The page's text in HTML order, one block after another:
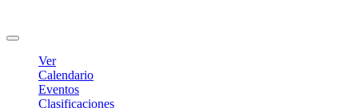
Ver
Calendario
Eventos
Clasificaciones